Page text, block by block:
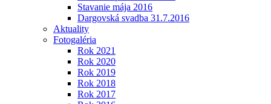
Stavanie mája 2016
Dargovská svadba 31.7.2016
Aktuality
Fotogaléria
Rok 2021
Rok 2020
Rok 2019
Rok 2018
Rok 2017